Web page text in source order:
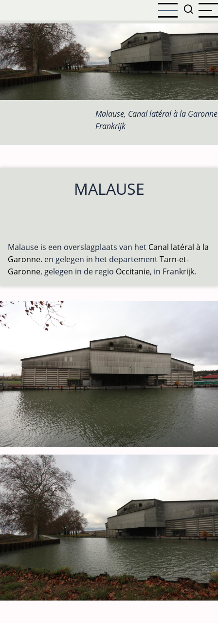
naar
de
inhoud
gaan
Malause, Canal latéral à la
Frankrijk
MALAUSE
Malause is een overslagplaats van het Canal latéral à la
Garonne. en gelegen in het departementTarn-et-
Garonne, gelegen in de regio Occitanie, in Frankrijk.